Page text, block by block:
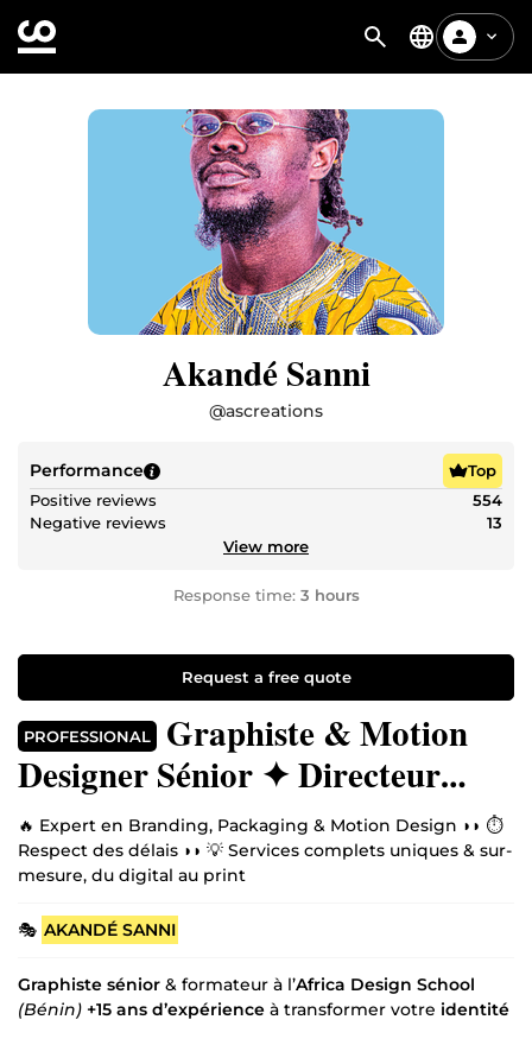
Akandé Sanni
@ascreations
Performance
Top
Positive reviews
554
Negative reviews
13
View more
Response time: 3 hours
Request a free quote
PROFESSIONAL
Graphiste & Motion
Designer Sénior ✦ Directeur
artistique ✦ Identités Visuelles
Uniques & Sur-Mesure
🔥 Expert en Branding, Packaging & Motion Design ◗◗ ⏱
Respect des délais ◗◗ 💡 Services complets uniques & sur-
mesure, du digital au print
🎭 AKANDÉ SANNI
Graphiste sénior & formateur à l’Africa Design School
(Bénin) +15 ans d’expérience à transformer votre identité